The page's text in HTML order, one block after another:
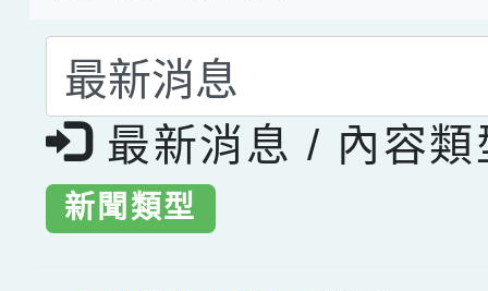
選擇後頁面內容會更
最新消息 / 內容類
新聞類型